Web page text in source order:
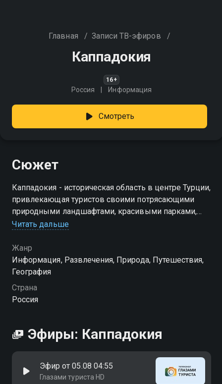
Главная / Записи ТВ-эфиров /
Каппадокия
16+
Россия Информация
Смотреть
Сюжет
Каппадокия - историческая область в центре Турции,
привлекающая туристов своими потрясающими
природными ландшафтами, красивыми парками,
памятниками культуры и необычными
Читать дальше
Жанр
Информация, Развлечения, Природа, Путешествия,
География
Страна
Россия
Эфиры: Каппадокия
Эфир от 05.08 04:55
Глазами туриста HD